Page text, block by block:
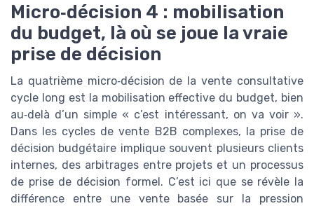
Micro‑décision 4 : mobilisation
du budget, là où se joue la vraie
prise de décision
La quatrième micro‑décision de la vente consultative
cycle long est la mobilisation effective du budget, bien
au‑delà d’un simple « c’est intéressant, on va voir ».
Dans les cycles de vente B2B complexes, la prise de
décision budgétaire implique souvent plusieurs clients
internes, des arbitrages entre projets et un processus
de prise de décision formel. C’est ici que se révèle la
différence entre une vente basée sur la pression